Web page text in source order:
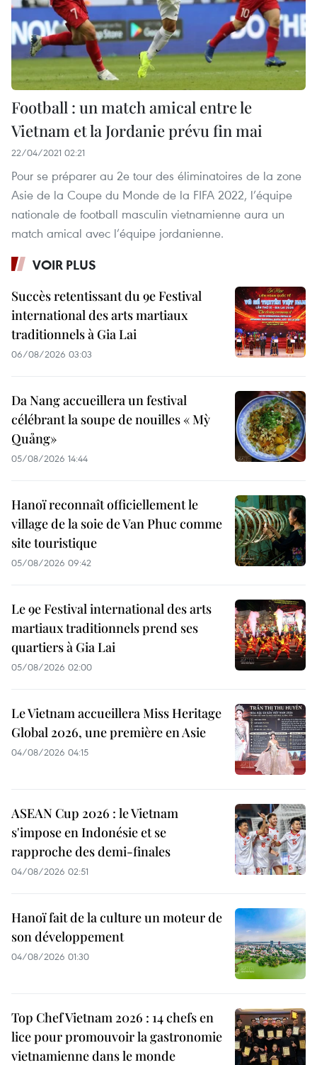
Football : un match amical entre le
Vietnam et la Jordanie prévu fin mai
22/04/2021 02:21
Pour se préparer au 2e tour des éliminatoires de la zone
Asie de la Coupe du Monde de la FIFA 2022, l’équipe
nationale de football masculin vietnamienne aura un
match amical avec l’équipe jordanienne.
VOIR PLUS
Succès retentissant du 9e Festival
international des arts martiaux
traditionnels à Gia Lai
06/08/2026 03:03
Da Nang accueillera un festival
célébrant la soupe de nouilles « Mỳ
Quảng»
05/08/2026 14:44
Hanoï reconnaît officiellement le
village de la soie de Van Phuc comme
site touristique
05/08/2026 09:42
Le 9e Festival international des arts
martiaux traditionnels prend ses
quartiers à Gia Lai
05/08/2026 02:00
Le Vietnam accueillera Miss Heritage
Global 2026, une première en Asie
04/08/2026 04:15
ASEAN Cup 2026 : le Vietnam
s'impose en Indonésie et se
rapproche des demi-finales
04/08/2026 02:51
Hanoï fait de la culture un moteur de
son développement
04/08/2026 01:30
Top Chef Vietnam 2026 : 14 chefs en
lice pour promouvoir la gastronomie
vietnamienne dans le monde